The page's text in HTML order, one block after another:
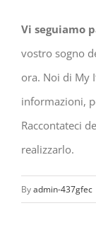
Vi seguiamo
vostro sogno
ora. Noi di My
informazioni,
Raccontateci
realizzarlo.
Byadmin-437gfec